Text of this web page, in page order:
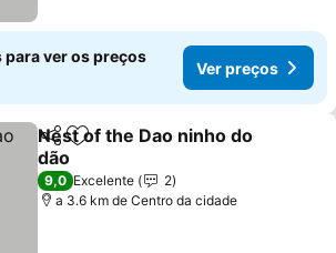
para ver os preços
Ver preços
PartilharAdicionar aos favoritos
Nest of the Dao ninho do
dão
9,0 Excelente
2
a 3.6 km de Centro da cidade